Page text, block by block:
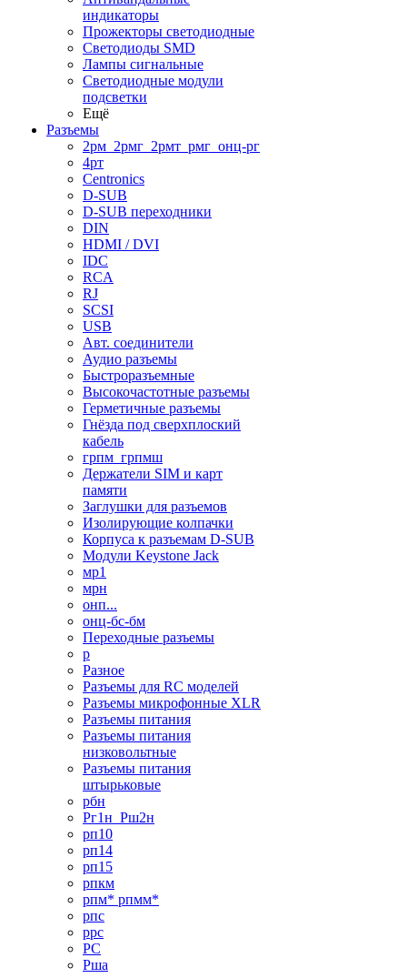
индикаторы
Прожекторы светодиодные
Светодиоды SMD
Лампы сигнальные
Светодиодные модули
подсветки
Ещё
Разъемы
2рм_2рмг_2рмт_рмг_онц-рг
4рт
Centronics
D-SUB
D-SUB переходники
DIN
HDMI / DVI
IDC
RCA
RJ
SCSI
USB
Авт. соединители
Аудио разъемы
Быстроразъемные
Высокочастотные разъемы
Герметичные разъемы
Гнёзда под сверхплоский
кабель
грпм_грпмш
Держатели SIM и карт
памяти
Заглушки для разъемов
Изолирующие колпачки
Корпуса к разъемам D-SUB
Модули Keystone Jack
мр1
мрн
онп...
онц-бс-бм
Переходные разъемы
р
Разное
Разъемы для RC моделей
Разъемы микрофонные XLR
Разъемы питания
Разъемы питания
низковольтные
Разъемы питания
штырьковые
рбн
Рг1н_Рш2н
рп10
рп14
рп15
рпкм
рпм* рпмм*
рпс
ррс
РС
Рша